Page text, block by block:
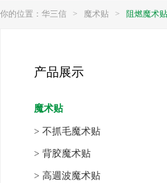
你的位置： 华三信 > 魔术贴 > 阻燃魔术贴
产品展示
魔术贴
> 不抓毛魔术贴
> 背胶魔术贴
> 高週波魔术贴